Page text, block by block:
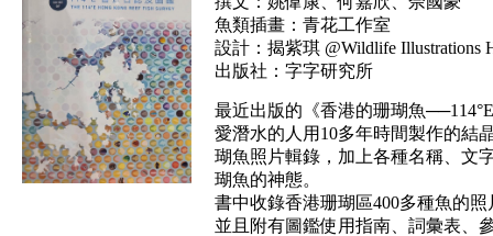
魚類插畫：青花工作室
設計：揭紫琪 @Wildlife Illustrations
出版社：字字研究所
最近出版的《香港的珊瑚魚
愛潛水的人用10多年時間製作的結
瑚魚照片輯錄，加上各種名稱、文
瑚魚的神態。
書中收錄香港珊瑚區400多種魚的
並且附有圖鑑使用指南、詞彙表、